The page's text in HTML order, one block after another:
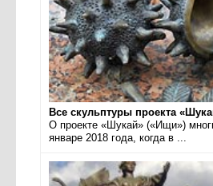
Все скульптуры проекта
О проекте «Шукай» («Ищи»)
январе 2018 года, когда в ...